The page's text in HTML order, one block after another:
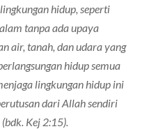
hidup, seperti
tanpa ada upaya
air, tanah, dan udara yang
hidup semua
lingkungan hidup ini
dari Allah sendiri
Kej 2:15).